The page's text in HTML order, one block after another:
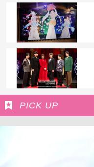
PICK UP